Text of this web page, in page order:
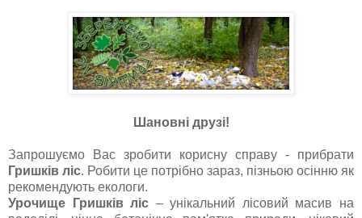
Шановні друзі!
Запрошуємо Вас зробити корисну справу - прибрати
Гришків ліс. Робити це потрібно зараз, пізньою осінню як
рекомендують екологи.
Урочище Гришків ліс – унікальний лісовий масив на